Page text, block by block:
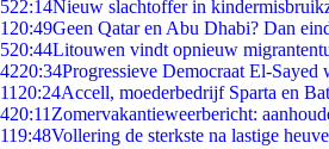
522:14Nieuw slachtoffer in
1 20:49Geen Qatar en Abu Dhabi? Dan
520:44Litouwen vindt opnieuw
4220:34Progressieve Democraat El-
11 20:24Accell, moederbedrijf Sparta en
420:11 Zomervakantieweerbericht:
119:48Vollering de sterkste na lastige